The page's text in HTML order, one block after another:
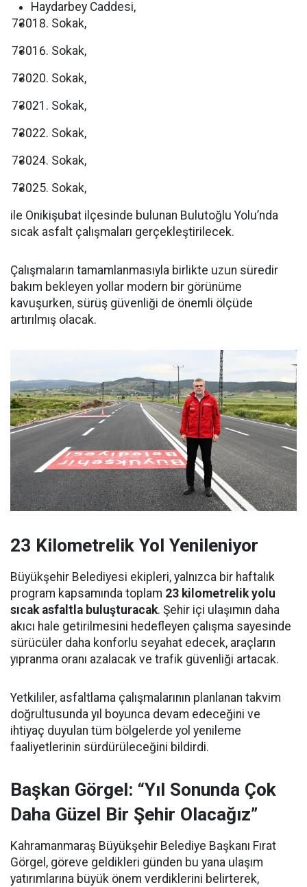
Haydarbey Caddesi,
Sokak,
Sokak,
Sokak,
Sokak,
Sokak,
Sokak,
Sokak,
ile Onikişubat ilçesinde bulunan Bulutoğlu Yolu’nda
sıcak asfalt çalışmaları gerçekleştirilecek.
Çalışmaların tamamlanmasıyla birlikte uzun süredir
bakım bekleyen yollar modern bir görünüme
kavuşurken, sürüş güvenliği de önemli ölçüde
artırılmış olacak.
23 Kilometrelik Yol Yenileniyor
Büyükşehir Belediyesi ekipleri, yalnızca bir haftalık
program kapsamında toplam 23 kilometrelik yolu
sıcak asfaltla buluşturacak. Şehir içi ulaşımın daha
akıcı hale getirilmesini hedefleyen çalışma sayesinde
sürücüler daha konforlu seyahat edecek, araçların
yıpranma oranı azalacak ve trafik güvenliği artacak.
Yetkililer, asfaltlama çalışmalarının planlanan takvim
doğrultusunda yıl boyunca devam edeceğini ve
ihtiyaç duyulan tüm bölgelerde yol yenileme
faaliyetlerinin sürdürüleceğini bildirdi.
Başkan Görgel: “Yıl Sonunda Çok
Daha Güzel Bir Şehir Olacağız”
Kahramanmaraş Büyükşehir Belediye Başkanı Fırat
Görgel, göreve geldikleri günden bu yana ulaşım
yatırımlarına büyük önem verdiklerini belirterek,